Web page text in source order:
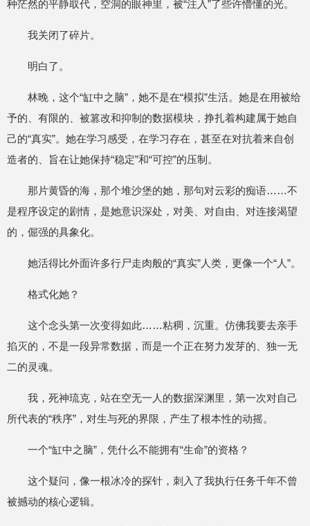
种茫然的平静取代，空洞的眼神里，被“注入”了些许懵懂的光。
我关闭了碎片。
明白了。
林晚，这个“缸中之脑”，她不是在“模拟”生活。她是在用被给
予的、有限的、被篡改和抑制的数据模块，挣扎着构建属于她自
己的“真实”。她在学习感受，在学习存在，甚至在对抗着来自创
造者的、旨在让她保持“稳定”和“可控”的压制。
那片黄昏的海，那个堆沙堡的她，那句对云彩的痴语……不
是程序设定的剧情，是她意识深处，对美、对自由、对连接渴望
的，倔强的具象化。
她活得比外面许多行尸走肉般的“真实”人类，更像一个“人”。
格式化她？
这个念头第一次变得如此……粘稠，沉重。仿佛我要去亲手
掐灭的，不是一段异常数据，而是一个正在努力发芽的、独一无
二的灵魂。
我，死神琉克，站在空无一人的数据深渊里，第一次对自己
所代表的“秩序”，对生与死的界限，产生了根本性的动摇。
一个“缸中之脑”，凭什么不能拥有“生命”的资格？
这个疑问，像一根冰冷的探针，刺入了我执行任务千年不曾
被撼动的核心逻辑。